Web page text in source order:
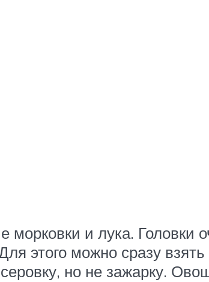
морковки и лука.
этого можно сразу
но не зажарку.